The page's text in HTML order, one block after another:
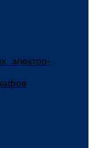
электро-